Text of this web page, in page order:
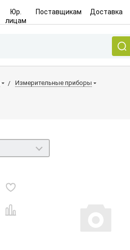
Юр.
лицам
Поставщикам Доставка
Измерительные приборы